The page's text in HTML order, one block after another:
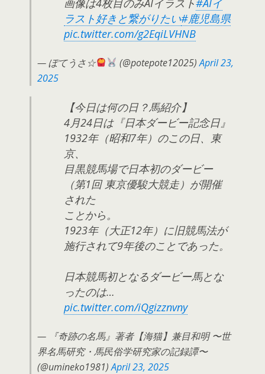
ラスト好きと繋がりたい#鹿児島県
pic.twitter.com/g2EqiLVHNB
— ぽてうさ☆ (@potepote12025)April 23,
2025
【今日は何の日？馬紹介】
4月24日は『日本ダービー記念日』
1932年（昭和7年）のこの日、東
京、
目黒競馬場で日本初のダービー
（第1回 東京優駿大競走）が開催
された
ことから。
1923年（大正12年）に旧競馬法が
施行されて9年後のことであった。
日本競馬初となるダービー馬とな
ったのは…
pic.twitter.com/iQgizznvny
— 『奇跡の名馬』著者【海猫】兼目和明 〜世
界名馬研究・馬民俗学研究家の記録譚〜
(@umineko1981)April 23, 2025